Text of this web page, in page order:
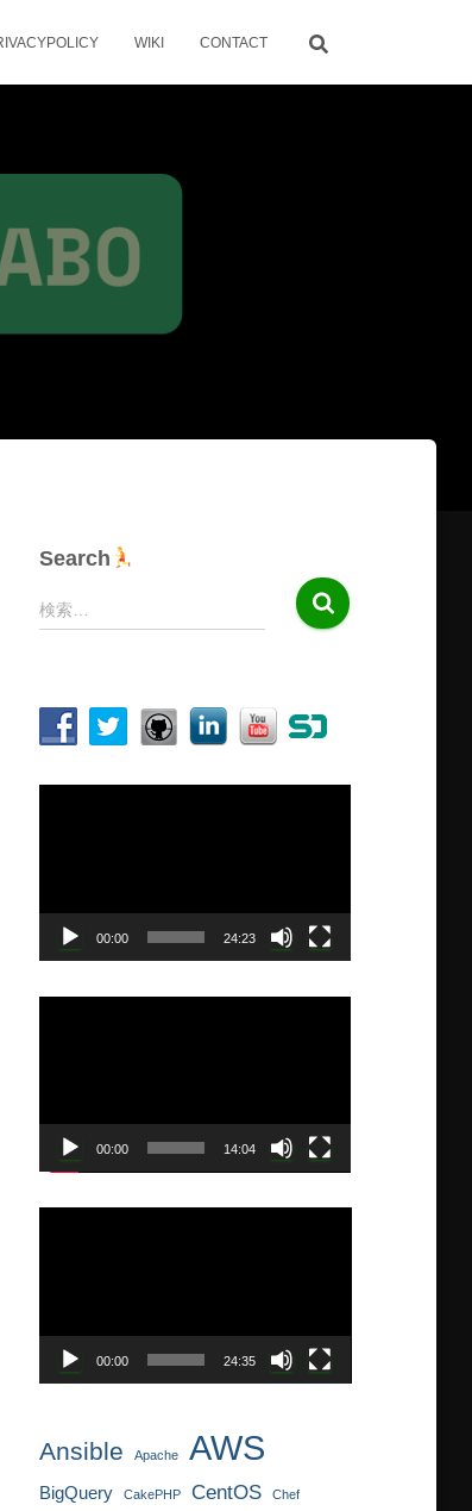
WIKI CONTACT
Search
検
索
検索…
00:00 24:23
00:00 14:04
00:00 24:35
Ansible Apache AWS
BigQuery CakePHP CentOS Chef